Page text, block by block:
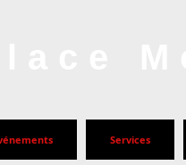
Services